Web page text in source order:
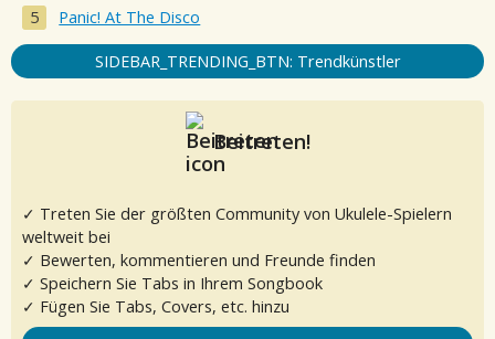
Panic! At The Disco
SIDEBAR_TRENDING_BTN: Trendkünstler
Beitreten!
✓ Treten Sie der größten Community von Ukulele-Spielern
weltweit bei
✓ Bewerten, kommentieren und Freunde finden
✓ Speichern Sie Tabs in Ihrem Songbook
✓ Fügen Sie Tabs, Covers, etc. hinzu